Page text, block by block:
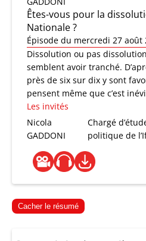
Êtes-vous pour la
Nationale ?
Épisode du mercredi 27 août
Dissolution ou pas
semblent avoir tranché.
près de six sur dix y sont
pensent même que c’est
Les invités
Nicola
GADDONI
Chargé
politique de
Cacher le résumé